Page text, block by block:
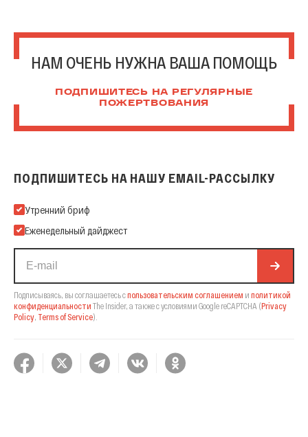
НАМ ОЧЕНЬ НУЖНА ВАША ПОМОЩЬ
ПОДПИШИТЕСЬ НА РЕГУЛЯРНЫЕ
ПОЖЕРТВОВАНИЯ
ПОДПИШИТЕСЬ НА НАШУ EMAIL-РАССЫЛКУ
Подпишитесь на нашу Email-рассылку
Утренний бриф
Еженедельный дайджест
Подписываясь, вы соглашаетесь спользовательским соглашением и политикой
конфиденциальности The Insider, а также с условиями Google reCAPTCHA (Privacy
Policy, Terms of Service).